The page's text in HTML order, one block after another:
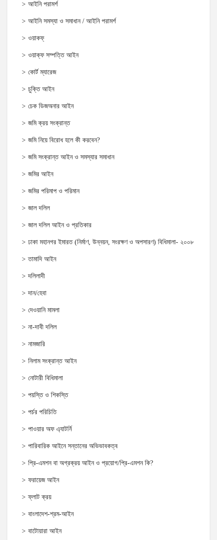
আইনি পরামর্শ
আইনি সমস্যা ও সমাধান / আইনি পরামর্শ
ওয়াকফ্
ওয়াক্‌ফ সম্পত্তি আইন
কোর্ট ম্যারেজ
চুক্তি আইন
চেক ডিজঅনার আইন
জমি ক্রয় সংক্রান্ত
জমি নিয়ে বিরোধ হলে কী করবেন?
জমি সংক্রান্ত আইন ও সমস্যার সমাধান
জমির আইন
জমির পরিমাপ ও পরিমান
জাল দলিল
জাল দলিল আইন ও প্রতিকার
ঢাকা মহানগর ইমারত (নির্মাণ, উন্নয়ন, সংরক্ষণ ও অপসারণ) বিধিমালা- ২০০৮
তামাদি আইন
দলিলাদী
দান/হেবা
দেওয়ানি মামলা
না-দাবী দলিল
নামজারি
নিলাম সংক্রান্ত আইন
নোটারী বিধিমালা
পয়স্তি ও শিকস্তি
পর্চর পরিচিতি
পাওয়ার অফ এ্যাটর্নি
পারিবারিক আইনে সন্তানের অভিভাবকত্ব
প্রি-এমশন বা অগ্রক্রয় আইন ও প্রয়োগ/প্রি-এমশন কি?
ফরায়েজ আইন
ফ্লাট ক্রয়
বাংলাদেশ-শ্রম-আইন
বাটোয়ারা আইন